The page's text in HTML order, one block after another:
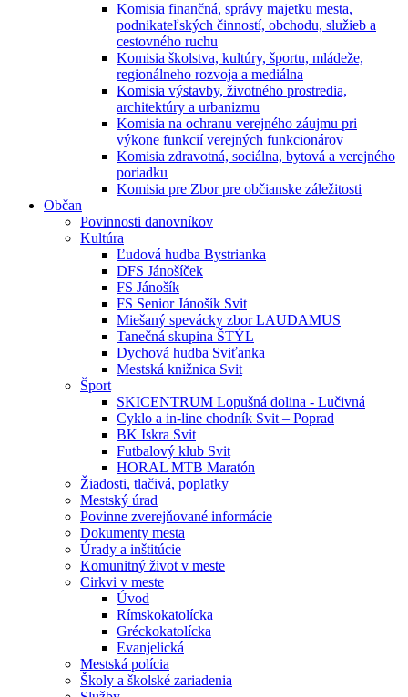
Komisia finančná, správy majetku mesta,
podnikateľských činností, obchodu, služieb a
cestovného ruchu
Komisia školstva, kultúry, športu, mládeže,
regionálneho rozvoja a mediálna
Komisia výstavby, životného prostredia,
architektúry a urbanizmu
Komisia na ochranu verejného záujmu pri
výkone funkcií verejných funkcionárov
Komisia zdravotná, sociálna, bytová a verejného
poriadku
Komisia pre Zbor pre občianske záležitosti
Občan
Povinnosti danovníkov
Kultúra
Ľudová hudba Bystrianka
DFS Jánošíček
FS Jánošík
FS Senior Jánošík Svit
Miešaný spevácky zbor LAUDAMUS
Tanečná skupina ŠTÝL
Dychová hudba Sviťanka
Mestská knižnica Svit
Šport
SKICENTRUM Lopušná dolina - Lučivná
Cyklo a in-line chodník Svit – Poprad
BK Iskra Svit
Futbalový klub Svit
HORAL MTB Maratón
Žiadosti, tlačivá, poplatky
Mestský úrad
Povinne zverejňované informácie
Dokumenty mesta
Úrady a inštitúcie
Komunitný život v meste
Cirkvi v meste
Úvod
Rímskokatolícka
Gréckokatolícka
Evanjelická
Mestská polícia
Školy a školské zariadenia